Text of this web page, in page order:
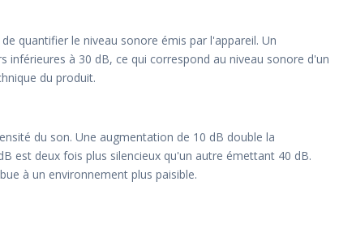
quantifier le niveau sonore émis par l'appareil. Un
inférieures à 30 dB, ce qui correspond au niveau sonore d'un
du produit.
du son. Une augmentation de 10 dB double la
est deux fois plus silencieux qu'un autre émettant 40 dB.
à un environnement plus paisible.